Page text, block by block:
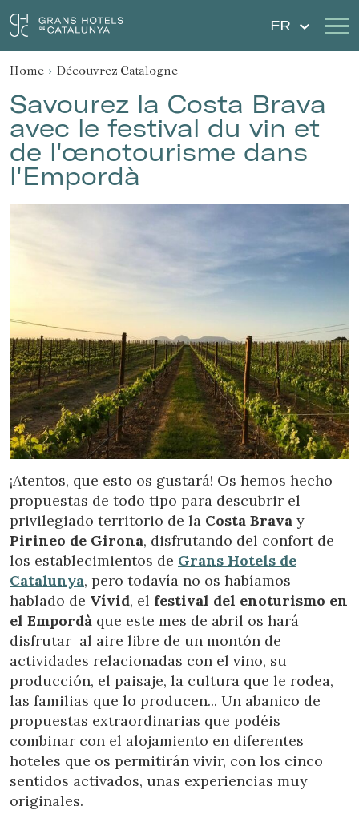
FR
Escapades
Mariages Chèques Cadeau
Découvrez Catalogne
Location/nom de l'hôtel
Home Découvrez Catalogne
Savourez la Costa Brava
avec le festival du vin et
de l'œnotourisme dans
l'Empordà
¡Atentos, que esto os gustará! Os hemos hecho
propuestas de todo tipo para descubrir el
privilegiado territorio de la Costa Brava y
Pirineo de Girona, disfrutando del confort de
los establecimientos de Grans Hotels de
Catalunya, pero todavía no os habíamos
hablado de Vívid, el festival del enoturismo en
el Empordà que este mes de abril os hará
disfrutar al aire libre de un montón de
actividades relacionadas con el vino, su
producción, el paisaje, la cultura que le rodea,
las familias que lo producen... Un abanico de
propuestas extraordinarias que podéis
combinar con el alojamiento en diferentes
hoteles que os permitirán vivir, con los cinco
sentidos activados, unas experiencias muy
originales.